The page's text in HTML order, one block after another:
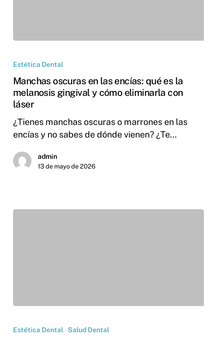
Estética Dental
Manchas oscuras en las encías: qué es la
melanosis gingival y cómo eliminarla con
láser
¿Tienes manchas oscuras o marrones en las
encías y no sabes de dónde vienen? ¿Te…
admin
13 de mayo de 2026
Estética Dental Salud Dental